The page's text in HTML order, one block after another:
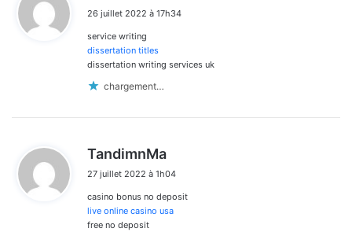
26 juillet 2022 à 17h34
service writing
dissertation titles
dissertation writing services uk
chargement…
TandimnMa
t
:
27 juillet 2022 à 1h04
casino bonus no deposit
live online casino usa
free no deposit